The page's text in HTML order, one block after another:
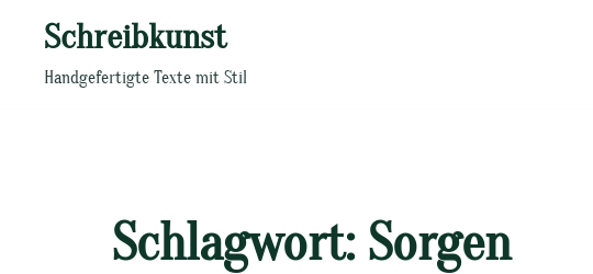
springen
Schreibkunst
Handgefertigte Texte mit Stil
Schlagwort: Sorgen